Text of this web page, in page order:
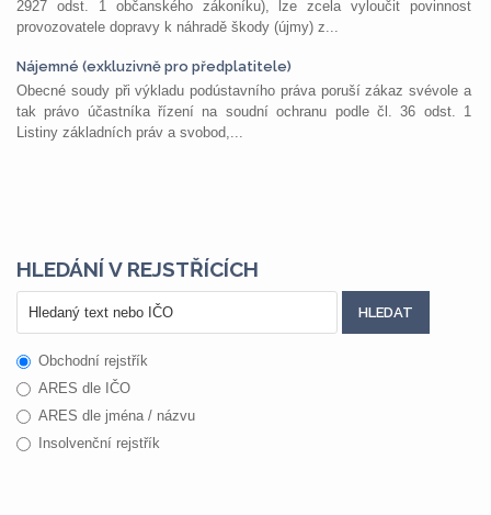
2927 odst. 1 občanského zákoníku), lze zcela vyloučit povinnost
provozovatele dopravy k náhradě škody (újmy) z...
Nájemné (exkluzivně pro předplatitele)
Obecné soudy při výkladu podústavního práva poruší zákaz svévole a
tak právo účastníka řízení na soudní ochranu podle čl. 36 odst. 1
Listiny základních práv a svobod,...
HLEDÁNÍ V REJSTŘÍCÍCH
Obchodní rejstřík
ARES dle IČO
ARES dle jména / názvu
Insolvenční rejstřík